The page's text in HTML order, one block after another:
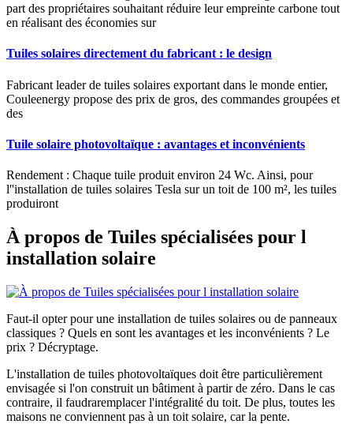
part des propriétaires souhaitant réduire leur empreinte carbone tout
en réalisant des économies sur
Tuiles solaires directement du fabricant : le design
Fabricant leader de tuiles solaires exportant dans le monde entier,
Couleenergy propose des prix de gros, des commandes groupées et
des
Tuile solaire photovoltaïque : avantages et inconvénients
Rendement : Chaque tuile produit environ 24 Wc. Ainsi, pour
l''installation de tuiles solaires Tesla sur un toit de 100 m², les tuiles
produiront
À propos de Tuiles spécialisées pour l
installation solaire
Faut-il opter pour une installation de tuiles solaires ou de panneaux
classiques ? Quels en sont les avantages et les inconvénients ? Le
prix ? Décryptage.
L'installation de tuiles photovoltaïques doit être particulièrement
envisagée si l'on construit un bâtiment à partir de zéro. Dans le cas
contraire, il faudraremplacer l'intégralité du toit. De plus, toutes les
maisons ne conviennent pas à un toit solaire, car la pente.